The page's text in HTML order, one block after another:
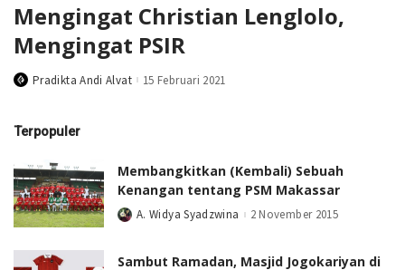
Mengingat Christian Lenglolo,
Mengingat PSIR
PostedPradikta Andi Alvat 15 Februari 2021
Terpopuler
Membangkitkan (Kembali) Sebuah
Kenangan tentang PSM Makassar
PostedA. Widya Syadzwina 2 November 2015
Sambut Ramadan, Masjid Jogokariyan di